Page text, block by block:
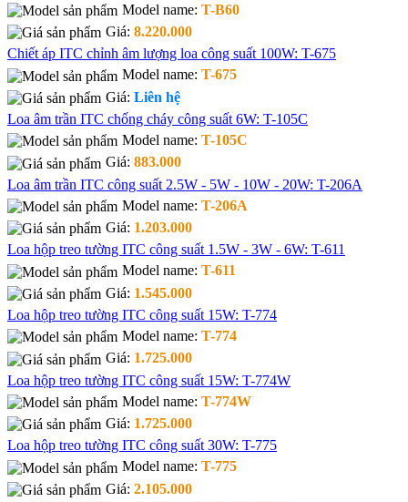
Model name: T-B60
Giá: 8.220.000
Chiết áp ITC chỉnh âm lượng loa công suất 100W: T-675
Model name: T-675
Giá: Liên hệ
Loa âm trần ITC chống cháy công suất 6W: T-105C
Model name: T-105C
Giá: 883.000
Loa âm trần ITC công suất 2.5W - 5W - 10W - 20W: T-206A
Model name: T-206A
Giá: 1.203.000
Loa hộp treo tường ITC công suất 1.5W - 3W - 6W: T-611
Model name: T-611
Giá: 1.545.000
Loa hộp treo tường ITC công suất 15W: T-774
Model name: T-774
Giá: 1.725.000
Loa hộp treo tường ITC công suất 15W: T-774W
Model name: T-774W
Giá: 1.725.000
Loa hộp treo tường ITC công suất 30W: T-775
Model name: T-775
Giá: 2.105.000